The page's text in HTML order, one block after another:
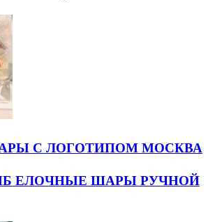
С ЛОГОТИПОМ МОСКВА
ЕЛОЧНЫЕ ШАРЫ РУЧНОЙ